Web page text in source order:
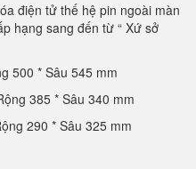
điện tử thế hệ pin ngoài màn
hạng sang đến từ “ Xứ sở
500 * Sâu 545 mm
385 * Sâu 340 mm
290 * Sâu 325 mm